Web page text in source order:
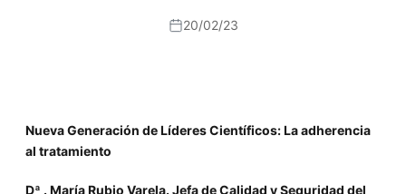
20/02/23
Nueva Generación de Líderes Científicos: La adherencia
al tratamiento
Dª . María Rubio Varela. Jefa de Calidad y Seguridad del